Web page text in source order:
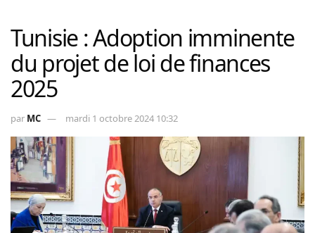
Tunisie : Adoption imminente
du projet de loi de finances
2025
par MC mardi 1 octobre 2024 10:32